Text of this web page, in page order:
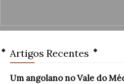
Artigos Recentes
Um angolano no Vale do